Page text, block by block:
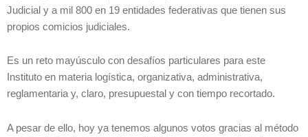
Judicial y a mil 800 en 19 entidades federativas que tienen sus
propios comicios judiciales.
Es un reto mayúsculo con desafíos particulares para este
Instituto en materia logística, organizativa, administrativa,
reglamentaria y, claro, presupuestal y con tiempo recortado.
A pesar de ello, hoy ya tenemos algunos votos gracias al método